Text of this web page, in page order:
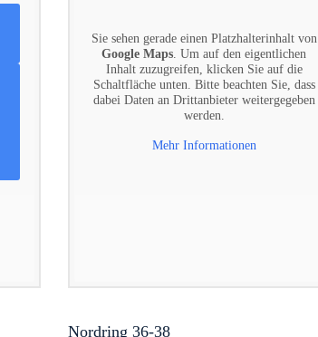
Sie sehen gerade einen Platzhalterinhalt von
Google Maps. Um auf den eigentlichen
Inhalt zuzugreifen, klicken Sie auf die
Schaltfläche unten. Bitte beachten Sie, dass
dabei Daten an Drittanbieter weitergegeben
werden.
Mehr Informationen
Nordring 36-38